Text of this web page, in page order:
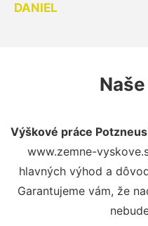
DANIEL
Výškové práce
www.zemne-
hlavných výhod a
Garantujeme vám, že